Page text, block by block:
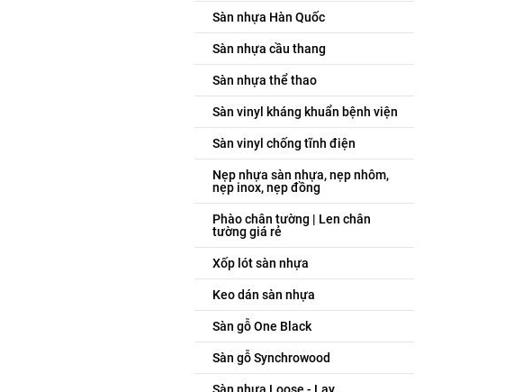
Sàn nhựa Hàn Quốc
Sàn nhựa cầu thang
Sàn nhựa thể thao
Sàn vinyl kháng khuẩn bệnh viện
Sàn vinyl chống tĩnh điện
Nẹp nhựa sàn nhựa, nẹp nhôm,
nẹp inox, nẹp đồng
Phào chân tường | Len chân
tường giá rẻ
Xốp lót sàn nhựa
Keo dán sàn nhựa
Sàn gỗ One Black
Sàn gỗ Synchrowood